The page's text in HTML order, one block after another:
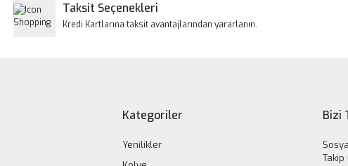
Taksit Seçenekleri
Kredi Kartlarına taksit avantajlarından yararlanın.
Kategoriler
Yenilikler
Bizi
Takip